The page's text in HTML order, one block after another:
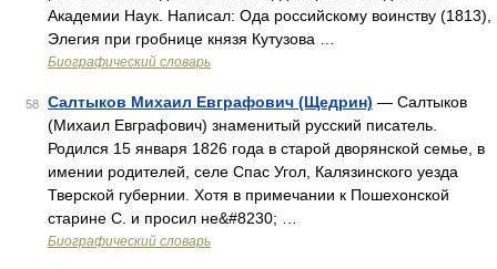
Академии Наук. Написал: Ода российскому воинству (1813),
Элегия при гробнице князя Кутузова …
Биографический словарь
58 Салтыков Михаил Евграфович (Щедрин) — Салтыков
(Михаил Евграфович) знаменитый русский писатель.
Родился 15 января 1826 года в старой дворянской семье, в
имении родителей, селе Спас Угол, Калязинского уезда
Тверской губернии. Хотя в примечании к Пошехонской
старине С. и просил не&#8230; …
Биографический словарь